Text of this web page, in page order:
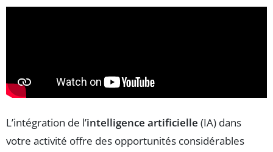
L’intégration de l’intelligence artificielle (IA) dans
votre activité offre des opportunités considérables